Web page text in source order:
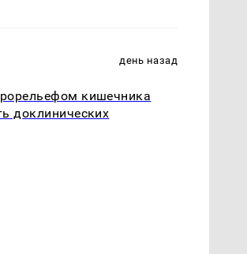
день назад
кишечника
доклинических